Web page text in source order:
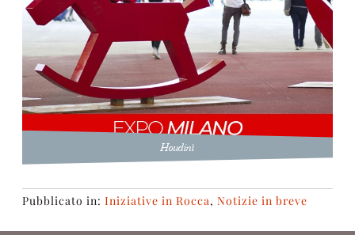
Houdinì
Pubblicato in: Iniziative in Rocca, Notizie in breve